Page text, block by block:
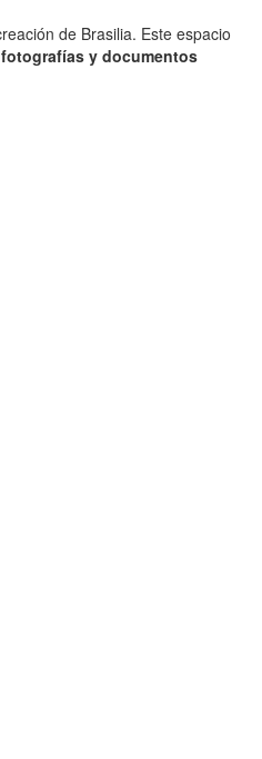
de Brasilia. Este espacio
y documentos